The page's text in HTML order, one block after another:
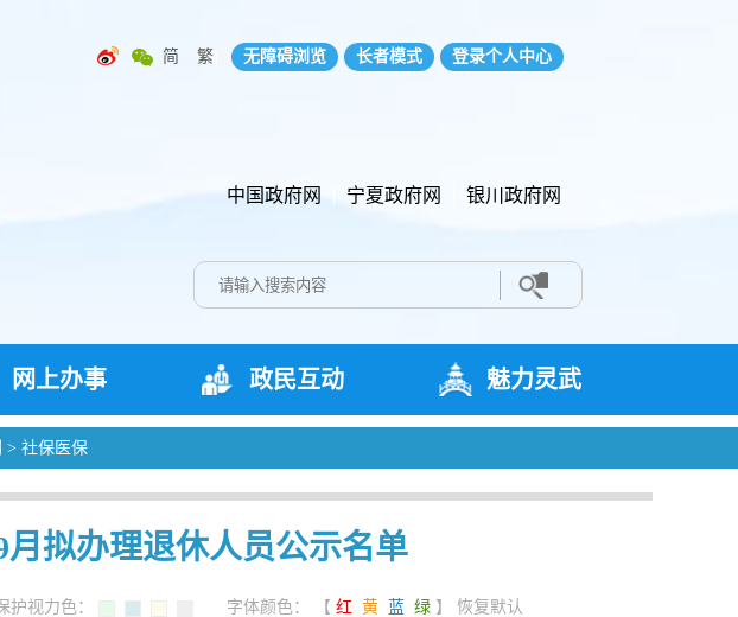
中国政府网 宁夏政府网 银川政府网
简 繁 无障碍浏览 长者模式 登录个人中心
网上办事 政民互动 魅力灵武
> 社保医保
月拟办理退休人员公示名单
视力色： 字体颜色： 【 红 黄 蓝 绿 】 恢复默认